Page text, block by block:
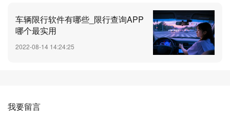
车辆限行软件有哪些_限行查询APP
哪个最实用
2022-08-14 14:24:25
我要留言